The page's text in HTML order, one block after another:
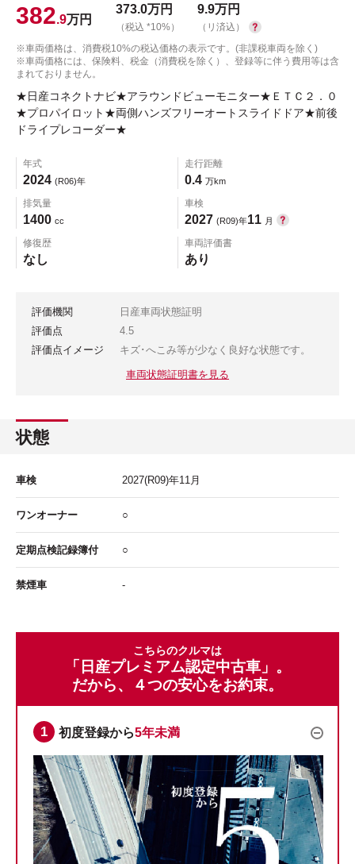
382.9万円
373.0万円
（税込 *10%）
9.9万円
（リ済込）
※車両価格は、消費税10%の税込価格の表示です。(非課税車両を除く)
※車両価格には、保険料、税金（消費税を除く）、登録等に伴う費用等は含
まれておりません。
★日産コネクトナビ★アラウンドビューモニター★ＥＴＣ２．０
★プロパイロット★両側ハンズフリーオートスライドドア★前後
ドライプレコーダー★
年式
2024 (R06)年
走行距離
0.4 万km
排気量
1400 cc
車検
2027 (R09)年11 月
修復歴
なし
車両評価書
あり
評価機関
日産車両状態証明
評価点
4.5
評価点イメージ
キズ･へこみ等が少なく良好な状態です。
車両状態証明書を見る
状態
車検 2027(R09)年11月
ワンオーナー ○
定期点検記録簿付 ○
禁煙車 -
こちらのクルマは
「日産プレミアム認定中古車」。
だから、４つの安心をお約束。
初度登録から5年未満